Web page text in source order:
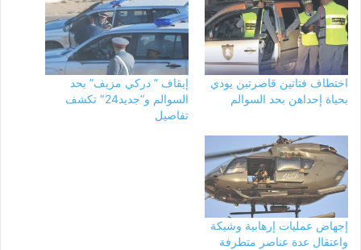
اختطاف فتاتين قاصرتين يودي
بحياة إحداهن بحد السوالم
إيقاف ” دركي مزيف” بحد
السوالم و”جديد24″ تكشف
تفاصيل
إجهاض عمليات إرهابية وشيكة
واعتقال عدة عناصر متطرفة